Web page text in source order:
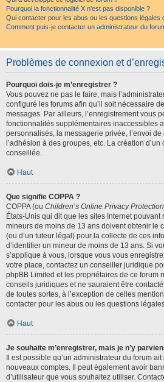
Pourquoi la fonctionnalité X n’est pas disponible ?
Qui contacter pour les abus ou les questions légales
Comment puis-je contacter un administrateur du
Problèmes de connexion et
Pourquoi dois-je m’enregistrer ?
Vous pouvez ne pas le faire, mais
configuré les forums afin qu’il soit nécessaire
messages. Par ailleurs, l’enregistrement vous
fonctionnalités supplémentaires inaccessibles
personnalisés, la messagerie privée, l’envoi
l’adhésion à des groupes, etc. La création
conseillée.
Haut
Que signifie COPPA ?
COPPA (ou Children’s Online Privacy
États-Unis qui dit que les sites Internet
mineurs de moins de 13 ans doivent obtenir le
(ou d’un tuteur légal) pour la collecte de ces
d’identifier un mineur de moins de 13 ans. Si
s’applique à vous, lorsque vous vous
votre place, contactez un conseiller juridique
phpBB Limited et les propriétaires de ce forum
conseils juridiques et ne sauraient être
de toutes sortes, à l’exception de celles
contacter pour les abus ou les questions
Haut
Je souhaite m’enregistrer, mais je n’y
Il est possible qu’un administrateur du forum
nouveaux comptes. Il peut également avoir
d’utilisateur que vous souhaitez utiliser.